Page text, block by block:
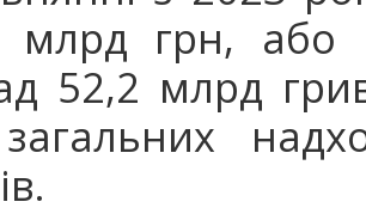
млрд грн, або
52,2 млрд